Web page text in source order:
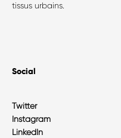
tissus urbains.
Social
Twitter
Instagram
LinkedIn